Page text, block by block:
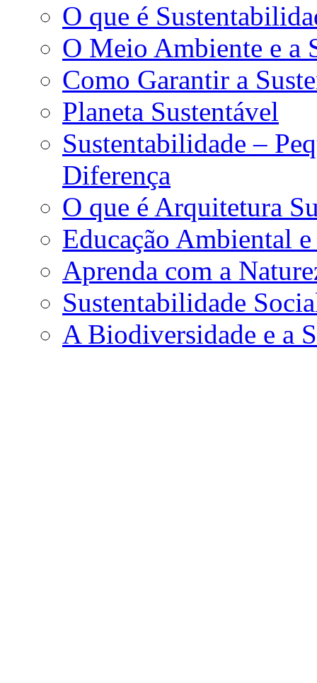
O que é
O Meio Ambiente e a
Como Garantir a
Planeta Sustentável
Sustentabilidade –
Diferença
O que é Arquitetura
Educação Ambiental
Aprenda com a
Sustentabilidade
A Biodiversidade e a